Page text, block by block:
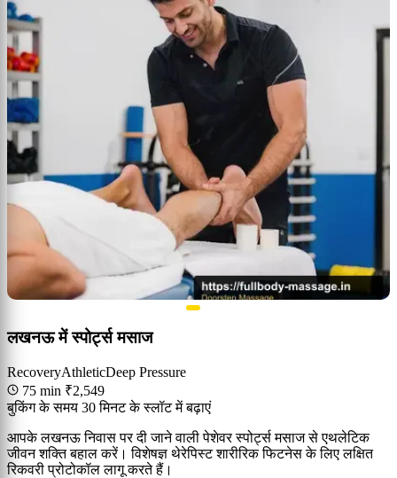
लखनऊ में स्पोर्ट्स मसाज
RecoveryAthleticDeep Pressure
75 min ₹2,549
बुकिंग के समय 30 मिनट के स्लॉट में बढ़ाएं
आपके लखनऊ निवास पर दी जाने वाली पेशेवर स्पोर्ट्स मसाज से एथलेटिक
जीवन शक्ति बहाल करें। विशेषज्ञ थेरेपिस्ट शारीरिक फिटनेस के लिए लक्षित
रिकवरी प्रोटोकॉल लागू करते हैं।